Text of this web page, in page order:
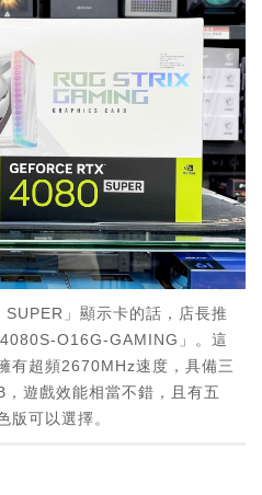
」顯示卡的話，店長推
O16G-GAMING」。這
有超頻2670MHz速度，具備三
遊戲效能相當不錯，且有五
版可以選擇。